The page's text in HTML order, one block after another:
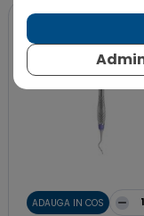
ADAUGA IN COS